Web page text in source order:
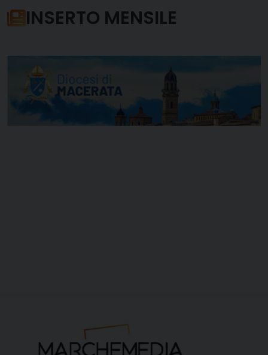
INSERTO MENSILE